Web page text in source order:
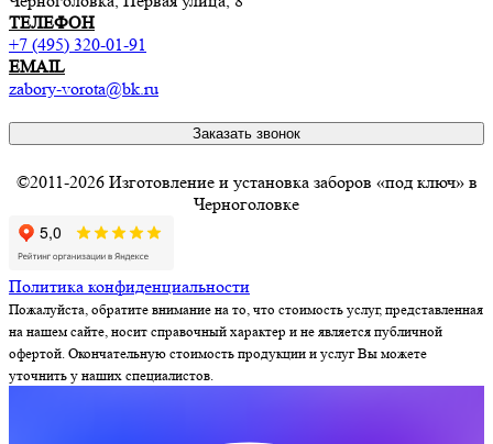
ТЕЛЕФОН
+7 (495) 320-01-91
EMAIL
zabory-vorota@bk.ru
Заказать звонок
©2011-2026 Изготовление и установка заборов «под ключ» в
Черноголовке
Политика конфиденциальности
Пожалуйста, обратите внимание на то, что стоимость услуг, представленная
на нашем сайте, носит справочный характер и не является публичной
офертой. Окончательную стоимость продукции и услуг Вы можете
уточнить у наших специалистов.